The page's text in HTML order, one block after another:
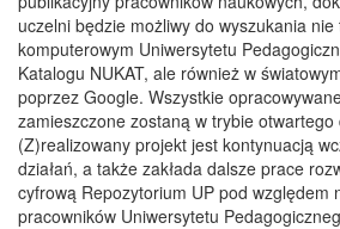
uczelni będzie możliwy do wyszukania
komputerowym Uniwersytetu
Katalogu NUKAT, ale również w
poprzez Google. Wszystkie
zamieszczone zostaną w trybie otwartego
(Z)realizowany projekt jest kontynuacją
działań, a także zakłada dalsze prace
cyfrową Repozytorium UP pod względem
pracowników Uniwersytetu